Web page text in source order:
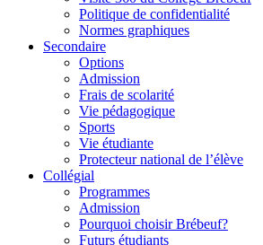
Politique de confidentialité
Normes graphiques
Secondaire
Options
Admission
Frais de scolarité
Vie pédagogique
Sports
Vie étudiante
Protecteur national de l’élève
Collégial
Programmes
Admission
Pourquoi choisir Brébeuf?
Futurs étudiants